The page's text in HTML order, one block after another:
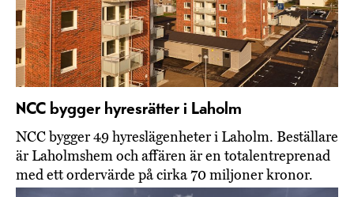
NCC bygger hyresrätter i Laholm
NCC bygger 49 hyreslägenheter i Laholm. Beställare
är Laholmshem och affären är en totalentreprenad
med ett ordervärde på cirka 70 miljoner kronor.